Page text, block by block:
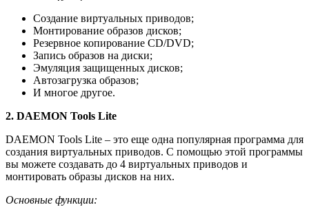
Создание виртуальных приводов;
Монтирование образов дисков;
Резервное копирование CD/DVD;
Запись образов на диски;
Эмуляция защищенных дисков;
Автозагрузка образов;
И многое другое.
2. DAEMON Tools Lite
DAEMON Tools Lite – это еще одна популярная программа для
создания виртуальных приводов. С помощью этой программы
вы можете создавать до 4 виртуальных приводов и
монтировать образы дисков на них.
Основные функции: